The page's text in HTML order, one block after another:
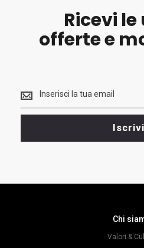
Ricevi
offerte e
le
ultime
<br>
Chi
Valori &